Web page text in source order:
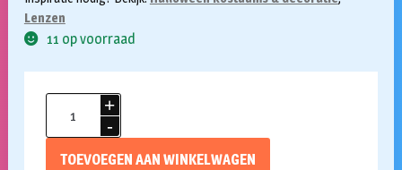
Lenzen
11 op voorraad
Ghost
TOEVOEGEN AAN WINKELWAGEN